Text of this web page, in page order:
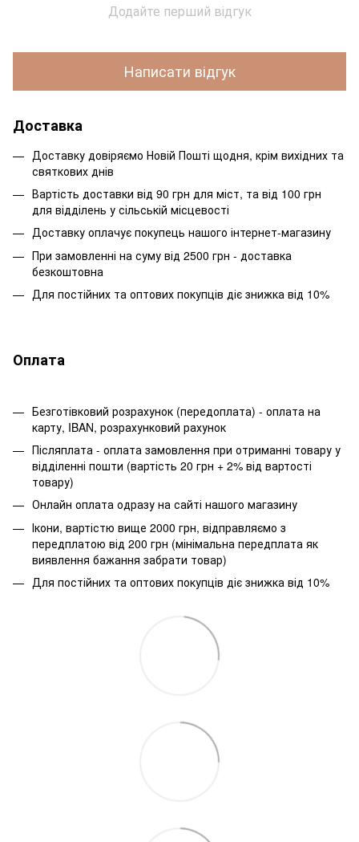
Додайте перший відгук
Написати відгук
Доставка
Доставку довіряємо Новій Пошті щодня, крім вихідних та
святкових днів
Вартість доставки від 90 грн для міст, та від 100 грн
для відділень у сільській місцевості
Доставку оплачує покупець нашого інтернет-магазину
При замовленні на суму від 2500 грн - доставка
безкоштовна
Для постійних та оптових покупців діє знижка від 10%
Оплата
Безготівковий розрахунок (передоплата) - оплата на
карту, IBAN, розрахунковий рахунок
Післяплата - оплата замовлення при отриманні товару у
відділенні пошти (вартість 20 грн + 2% від вартості
товару)
Онлайн оплата одразу на сайті нашого магазину
Ікони, вартістю вище 2000 грн, відправляємо з
передплатою від 200 грн (мінімальна передплата як
виявлення бажання забрати товар)
Для постійних та оптових покупців діє знижка від 10%